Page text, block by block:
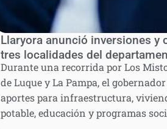
Llaryora anunció inversiones y
tres localidades del
Durante una recorrida por Los
de Luque y La Pampa, el
aportes para infraestructura,
potable, educación y programas